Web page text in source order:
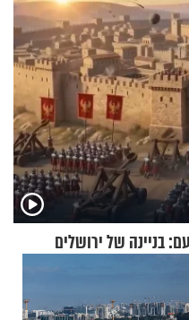
בניינה של ירושלים